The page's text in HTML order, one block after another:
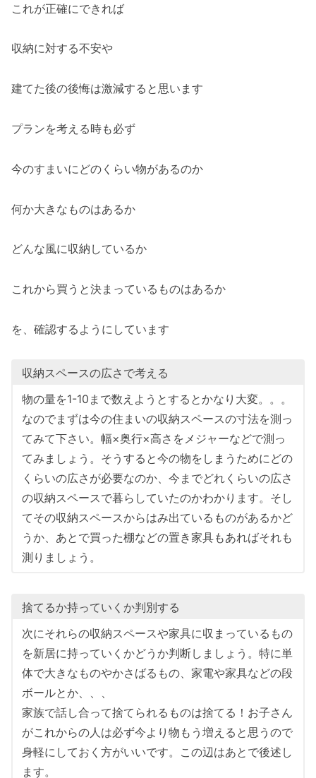
これが正確にできれば
収納に対する不安や
建てた後の後悔は激減すると思います
プランを考える時も必ず
今のすまいにどのくらい物があるのか
何か大きなものはあるか
どんな風に収納しているか
これから買うと決まっているものはあるか
を、確認するようにしています
収納スペースの広さで考える
物の量を1-10まで数えようとするとかなり大変。。。
なのでまずは今の住まいの収納スペースの寸法を測っ
てみて下さい。幅×奥行×高さをメジャーなどで測っ
てみましょう。そうすると今の物をしまうためにどの
くらいの広さが必要なのか、今までどれくらいの広さ
の収納スペースで暮らしていたのかわかります。そし
てその収納スペースからはみ出ているものがあるかど
うか、あとで買った棚などの置き家具もあればそれも
測りましょう。
捨てるか持っていくか判別する
次にそれらの収納スペースや家具に収まっているもの
を新居に持っていくかどうか判断しましょう。特に単
体で大きなものやかさばるもの、家電や家具などの段
ボールとか、、、
家族で話し合って捨てられるものは捨てる！お子さん
がこれからの人は必ず今より物もう増えると思うので
身軽にしておく方がいいです。この辺はあとで後述し
ます。